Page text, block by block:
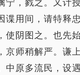
宁，戮之。又计
谍用间，请特释
使阴图之。也先
京师稍解严。谦
中原多流民，设